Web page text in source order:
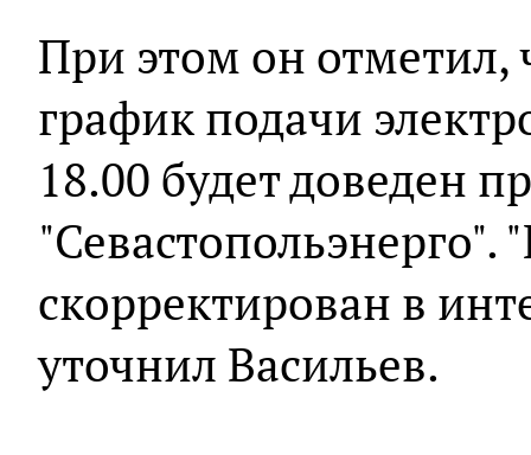
При этом он отметил,
график подачи
18.00 будет доведен
"Севастопольэнерго".
скорректирован в
уточнил Васильев.